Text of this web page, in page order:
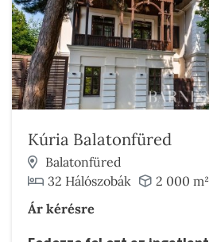
Kúria Balatonfüred
Balatonfüred
32 Hálószobák
2 000 m²
Ár kérésre